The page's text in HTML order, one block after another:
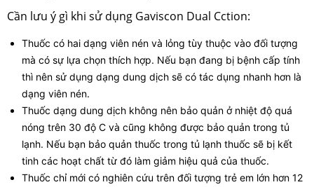
Cần lưu ý gì khi sử dụng Gaviscon Dual Cction:
Thuốc có hai dạng viên nén và lỏng tùy thuộc vào đối tượng
mà có sự lựa chọn thích hợp. Nếu bạn đang bị bệnh cấp tính
thì nên sử dụng dạng dung dịch sẽ có tác dụng nhanh hơn là
dạng viên nén.
Thuốc dạng dung dịch không nên bảo quản ở nhiệt độ quá
nóng trên 30 độ C và cũng không được bảo quản trong tủ
lạnh. Nếu bạn bảo quản thuốc trong tủ lạnh thuốc sẽ bị kết
tinh các hoạt chất từ đó làm giảm hiệu quả của thuốc.
Thuốc chỉ mới có nghiên cứu trên đối tượng trẻ em lớn hơn 12